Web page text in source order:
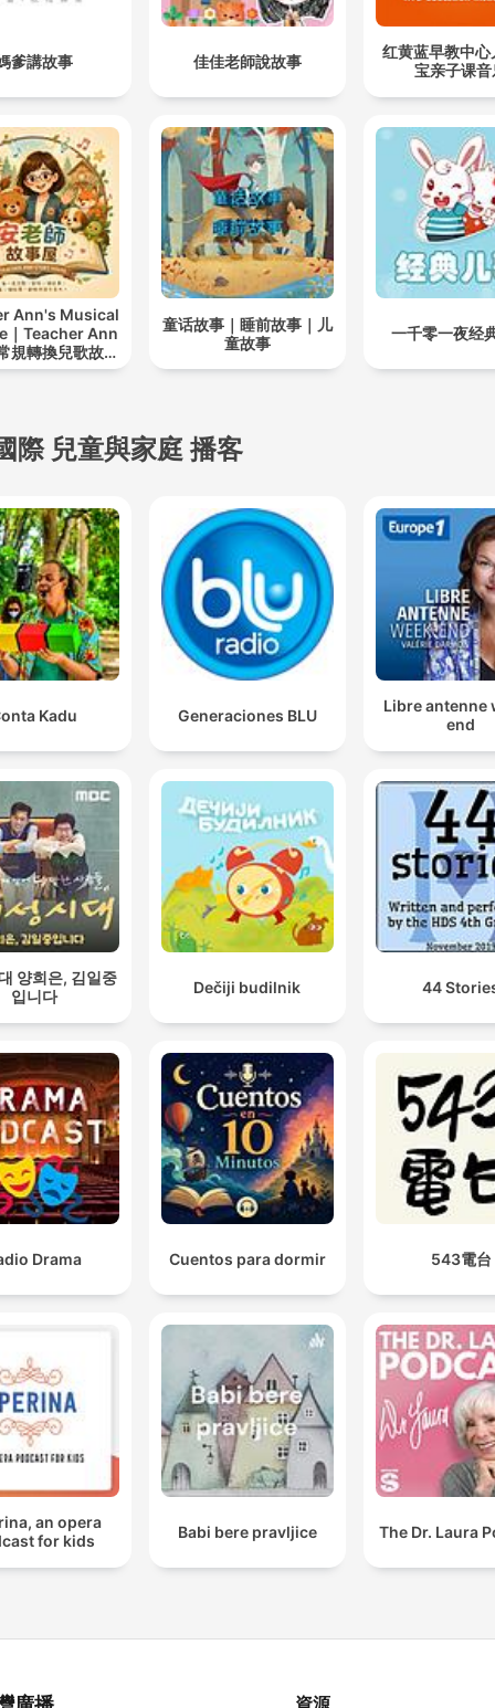
爹講故事 佳佳老師說故事
红黄蓝早教中心
宝亲子课
Ann's Musical
｜Teacher Ann
規轉換兒歌故事
屋
童话故事｜睡前故事｜儿
童故事
一千零一夜经
際 兒童與家庭 播客
Kadu Generaciones BLU
Libre antenne
end
양희은, 김일중
입니다
Dečiji budilnik 44
Drama Cuentos para dormir 543電台
an opera
for kids
Babi bere pravljice The Dr. Laura
資源